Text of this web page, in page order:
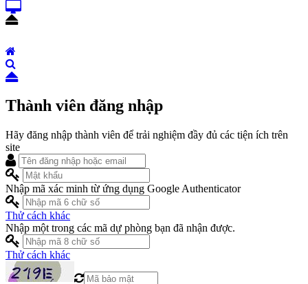
Thành viên đăng nhập
Hãy đăng nhập thành viên để trải nghiệm đầy đủ các tiện ích trên
site
Nhập mã xác minh từ ứng dụng Google Authenticator
Thử cách khác
Nhập một trong các mã dự phòng bạn đã nhận được.
Thử cách khác